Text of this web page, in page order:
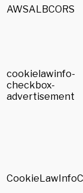
AWSALBCORS
cookielawinfo-
checkbox-
advertisement